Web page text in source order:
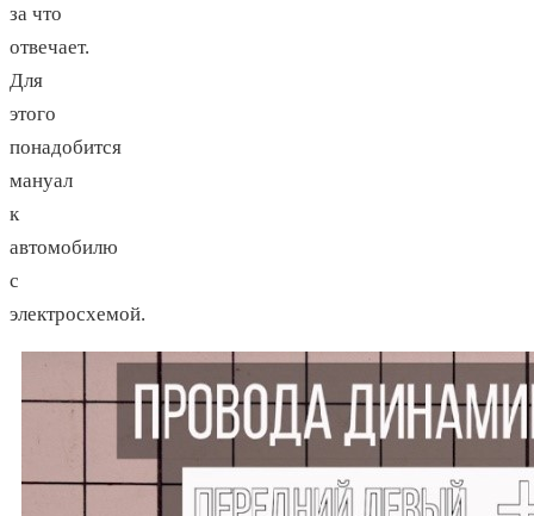
за что
отвечает.
Для
этого
понадобится
мануал
к
автомобилю
с
электросхемой.